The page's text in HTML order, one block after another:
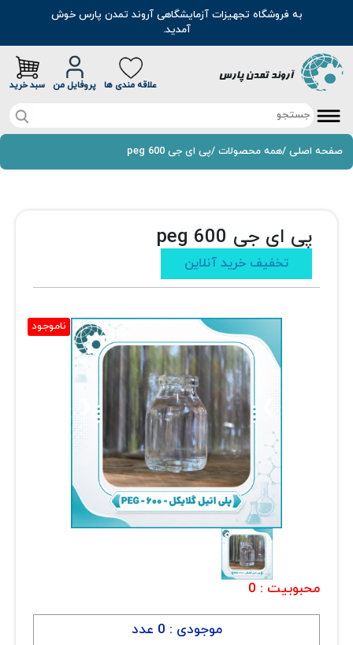
به فروشگاه تجهیزات آزمایشگاهی آروند تمدن پارس خوش
آمدید.
علاقه مندی ها پروفایل من سبد خرید
صفحه اصلی
موادشیمیایی
رنگ
اسانس
روغن و عصاره
ظروف
ماسک و ضدعفونی کننده
شیشه آلات آزمایشگاهی و تجهیزات
تجهیزات آزمایشگاهی پلاستیکی
دستگاه های دیجیتال
محصولات آرایشی و بهداشتی
قهوه
مطالب
سوالات متداول
درباره ما
ارتباط با ما
صفحه اصلی /همه محصولات /پی ای جی 600 peg
پی ای جی 600 peg
تخفیف خرید آنلاین
ناموجود
محبوبیت : 0
موجودی : 0 عدد